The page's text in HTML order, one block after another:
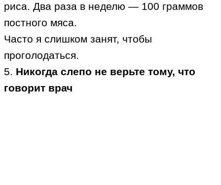
риса. Два раза в неделю — 100 граммов
постного мяса.
Часто я слишком занят, чтобы
проголодаться.
5. Никогда слепо не верьте тому, что
говорит врач